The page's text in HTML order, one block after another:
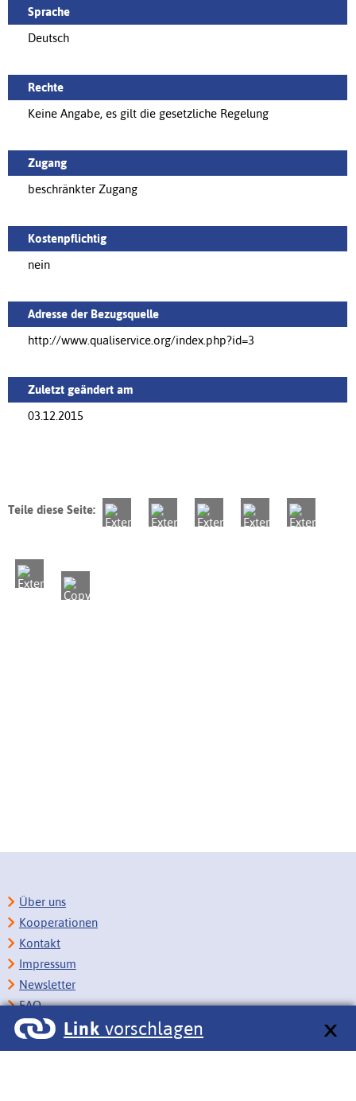
Sprache
Deutsch
Rechte
Keine Angabe, es gilt die gesetzliche Regelung
Zugang
beschränkter Zugang
Kostenpflichtig
nein
Adresse der Bezugsquelle
http://www.qualiservice.org/index.php?id=3
Zuletzt geändert am
03.12.2015
Teile diese Seite:
Link vorschlagen
Über uns
Kooperationen
Kontakt
Impressum
Newsletter
FAQ
Copyright